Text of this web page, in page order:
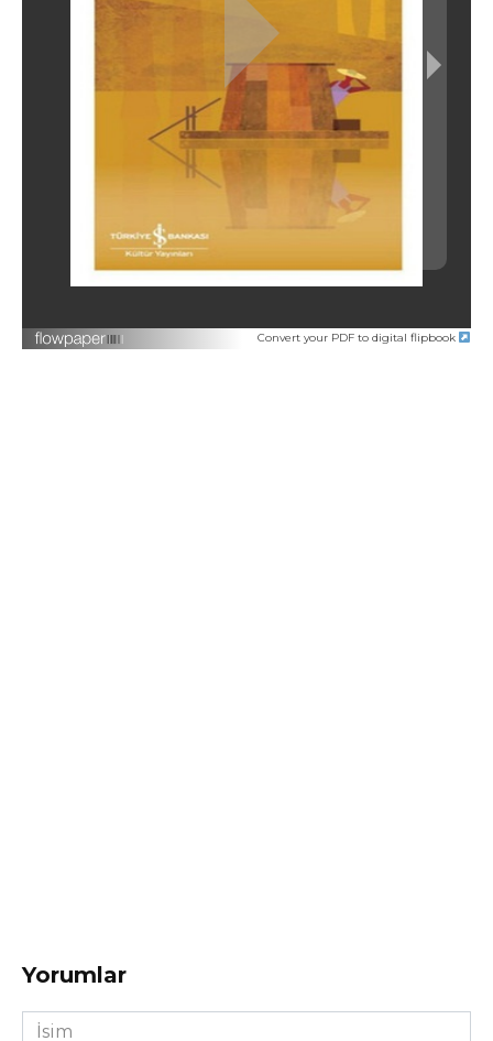
Convert your PDF to digital flipbook
Yorumlar
İsim